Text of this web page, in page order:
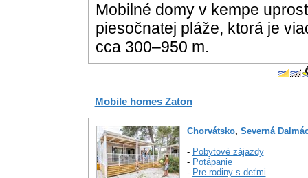
Mobilné domy v kempe
piesočnatej pláže, ktorá je
cca 300–950 m.
Mobile homes Zaton
Chorvátsko, Severná
- Pobytové zájazdy
- Potápanie
- Pre rodiny s deťmi